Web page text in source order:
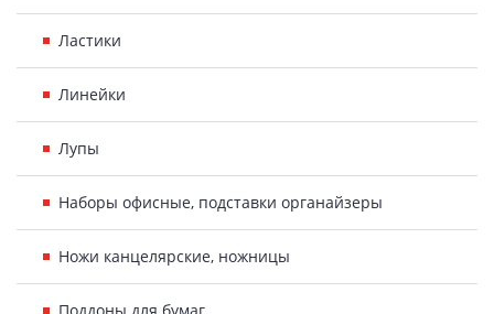
Ластики
Линейки
Лупы
Наборы офисные, подставки органайзеры
Ножи канцелярские, ножницы